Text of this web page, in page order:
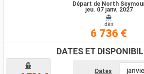
Départ de North
jeu. 07 janv. 2027
dès
6 736 €
DATES ET
Dates
Rechercher